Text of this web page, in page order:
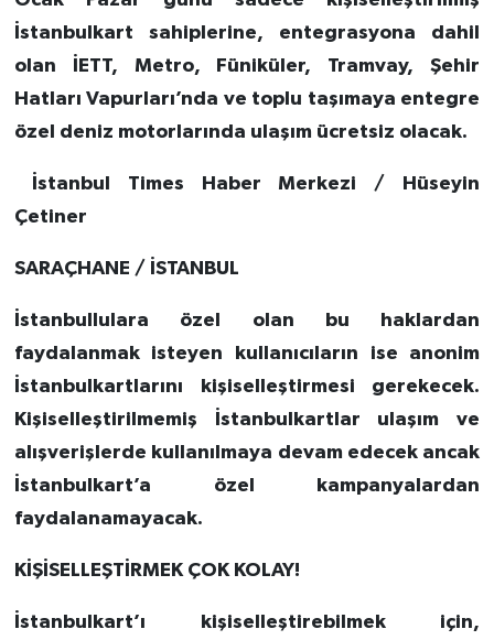
İstanbulkart sahiplerine, entegrasyona dahil
olan İETT, Metro, Füniküler, Tramvay, Şehir
Hatları Vapurları’nda ve toplu taşımaya entegre
özel deniz motorlarında ulaşım ücretsiz olacak.
İstanbul Times Haber Merkezi / Hüseyin
Çetiner
SARAÇHANE / İSTANBUL
İstanbullulara özel olan bu haklardan
faydalanmak isteyen kullanıcıların ise anonim
İstanbulkartlarını kişiselleştirmesi gerekecek.
Kişiselleştirilmemiş İstanbulkartlar ulaşım ve
alışverişlerde kullanılmaya devam edecek ancak
İstanbulkart’a özel kampanyalardan
faydalanamayacak.
KİŞİSELLEŞTİRMEK ÇOK KOLAY!
İstanbulkart’ı kişiselleştirebilmek için,